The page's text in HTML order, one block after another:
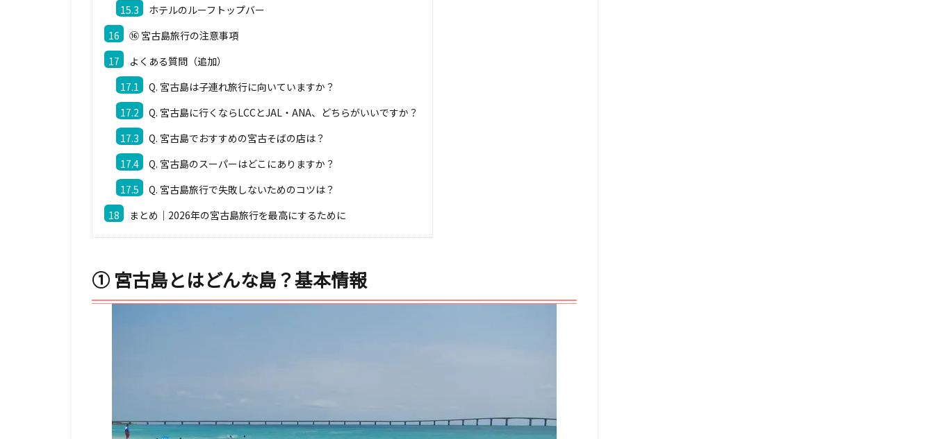
15.3
ホテルのルーフトップバー
16
⑯ 宮古島旅行の注意事項
17
よくある質問（追加）
17.1
Q. 宮古島は子連れ旅行に向いていますか？
17.2
Q. 宮古島に行くならLCCとJAL・ANA、どちらがいいですか？
17.3
Q. 宮古島でおすすめの宮古そばの店は？
17.4
Q. 宮古島のスーパーはどこにありますか？
17.5
Q. 宮古島旅行で失敗しないためのコツは？
18
まとめ｜2026年の宮古島旅行を最高にするために
① 宮古島とはどんな島？基本情報